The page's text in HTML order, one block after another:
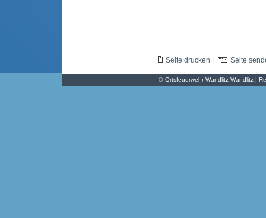
Seite drucken Seite
© Ortsfeuerwehr Wandlitz Wandlitz |